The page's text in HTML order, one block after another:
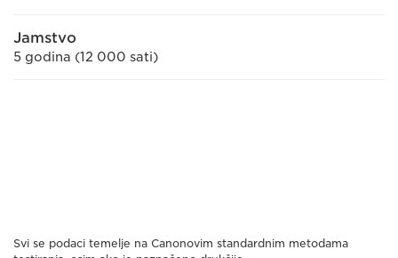
Jamstvo
5 godina (12 000 sati)
Svi se podaci temelje na Canonovim standardnim metodama